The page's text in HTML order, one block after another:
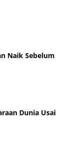
Naik Sebelum
Dunia Usai